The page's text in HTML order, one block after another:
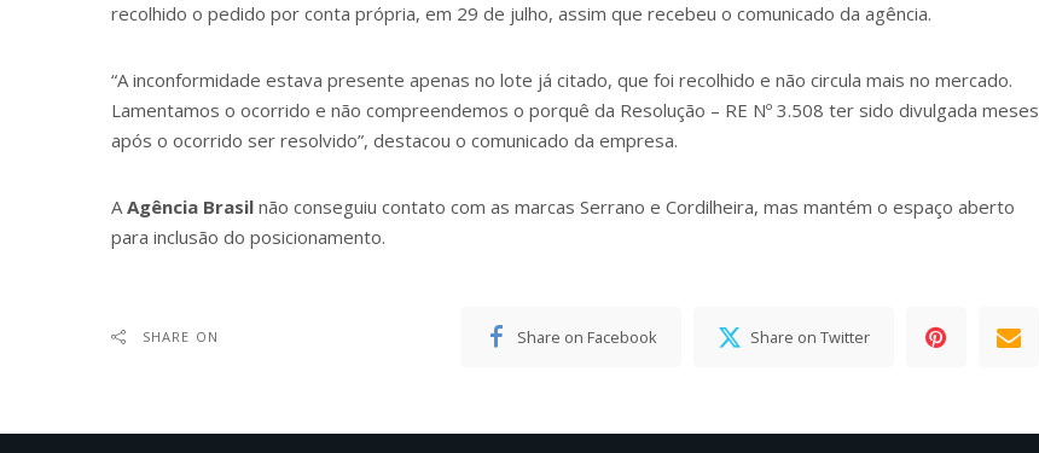
recolhido o pedido por conta própria, em 29 de julho, assim que recebeu o comunicado da agência.
“A inconformidade estava presente apenas no lote já citado, que foi recolhido e não circula mais no mercado.
Lamentamos o ocorrido e não compreendemos o porquê da Resolução – RE Nº 3.508 ter sido divulgada meses
após o ocorrido ser resolvido”, destacou o comunicado da empresa.
AAgência Brasil não conseguiu contato com as marcas Serrano e Cordilheira, mas mantém o espaço aberto
para inclusão do posicionamento.
SHARE ON Share on Facebook Share on Twitter